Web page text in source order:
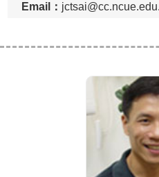
Email：